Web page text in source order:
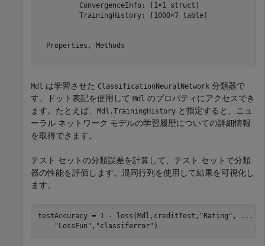
          ConvergenceInfo: [1×1 struct]
          TrainingHistory: [1000×7 table]
  Properties, Methods
Mdl は学習させた ClassificationNeuralNetwork 分類器で
す。ドット表記を使用して Mdl のプロパティにアクセスでき
ます。たとえば、
Mdl.TrainingHistory と指定すると、ニュ
ーラル ネットワーク モデルの学習履歴についての詳細情報
を取得できます。
テスト セットの分類誤差を計算して、テスト セットで分類
器の性能を評価します。混同行列を使用して結果を可視化し
ます。
testAccuracy = 1 - loss(Mdl,creditTest, "Rating" ,
...
"LossFun" , "classiferror" )